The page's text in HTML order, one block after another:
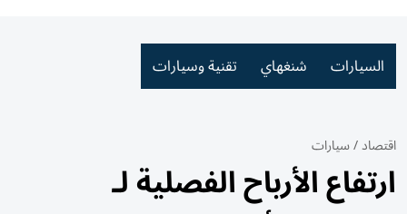
السيارات شنغهاي تقنية وسيارات
اقتصاد/سيارات
ارتفاع الأرباح الفصلية لـ